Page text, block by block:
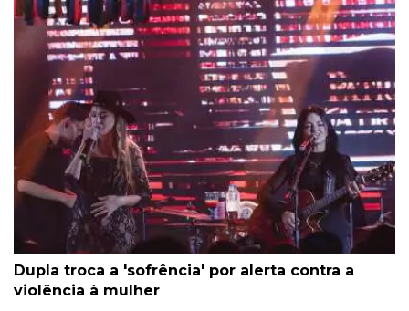
Dupla troca a 'sofrência' por alerta contra a
violência à mulher